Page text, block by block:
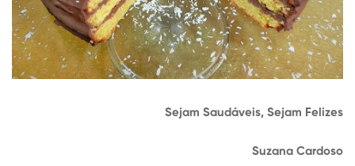
Sejam Saudáveis, Sejam Felizes
Suzana Cardoso